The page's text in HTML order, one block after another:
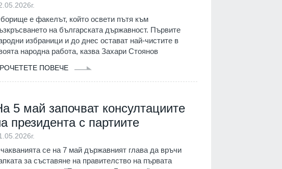
е факелът, който освети пътя към
на българската държавност. Първите
избраници и до днес остават най-чистите в
народна работа, казва Захари Стоянов
ПОВЕЧЕ
5 май започват консултациите
президента с партиите
се на 7 май държавният глава да връчи
за съставяне на правителство на първата